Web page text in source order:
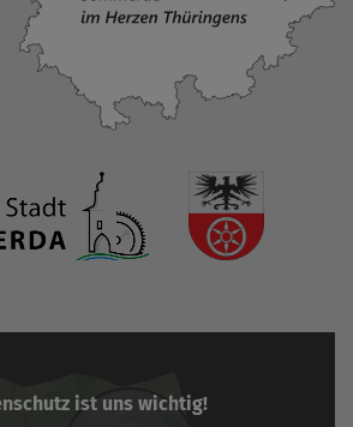
ist uns wichtig!